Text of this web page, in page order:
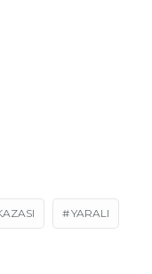
YARALI